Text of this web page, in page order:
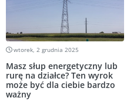
wtorek, 2 grudnia 2025
Masz słup energetyczny lub
rurę na działce? Ten wyrok
może być dla ciebie bardzo
ważny